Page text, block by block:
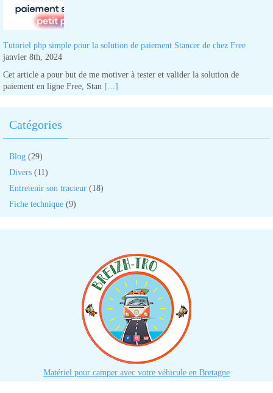
Tutoriel php simple pour la solution de paiement Stancer de chez Free
janvier 8th, 2024
Cet article a pour but de me motiver à tester et valider la solution de
paiement en ligne Free, Stan [...]
Catégories
Blog (29)
Divers (11)
Entretenir son tracteur (18)
Fiche technique (9)
Matériel pour camper avec votre véhicule en Bretagne